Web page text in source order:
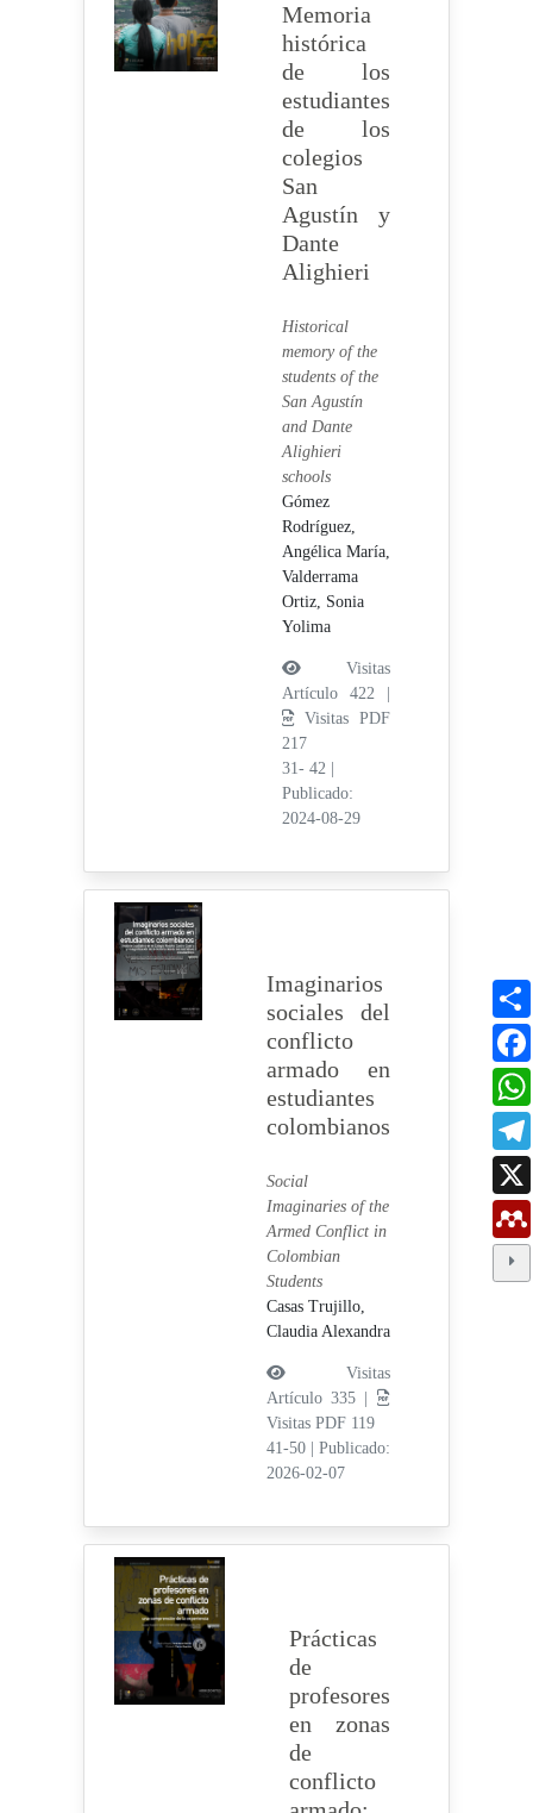
Memoria
histórica
de los
estudiantes
de los
colegios
San
Agustín y
Dante
Alighieri
Historical
memory of the
students of the
San Agustín
and Dante
Alighieri
schools
Gómez
Rodríguez,
Angélica María,
Valderrama
Ortiz, Sonia
Yolima
Visitas
Artículo 422 |
Visitas PDF
217
31- 42
Publicado:
2024-08-29
Imaginarios
sociales del
conflicto
armado en
estudiantes
colombianos
Social
Imaginaries of the
Armed Conflict in
Colombian
Students
Casas Trujillo,
Claudia Alexandra
Visitas
Artículo 335 |
Visitas PDF 119
41-50
Publicado:
2026-02-07
Prácticas
de
profesores
en zonas
de
conflicto